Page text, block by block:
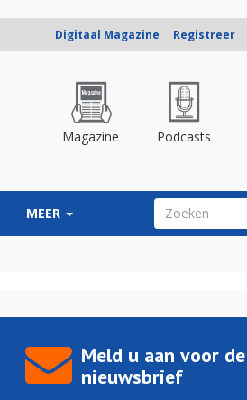
Digitaal Magazine Registreer
Magazine Podcasts
MEER ZOEKVELD
Meld u aan voor de
nieuwsbrief